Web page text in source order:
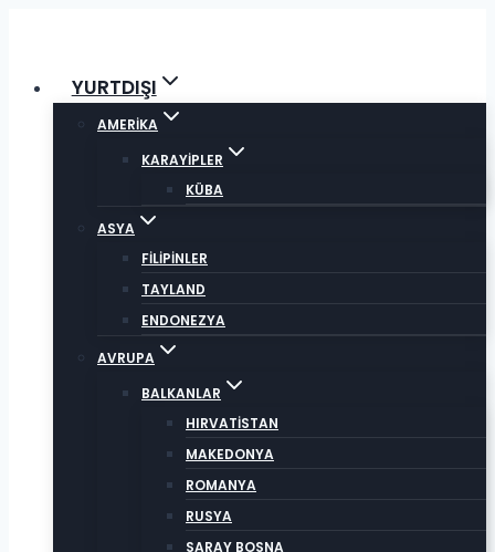
contentYURTDIŞI
AMERİKA
KARAYİPLER
KÜBA
ASYA
FİLİPİNLER
TAYLAND
ENDONEZYA
AVRUPA
BALKANLAR
HIRVATİSTAN
MAKEDONYA
ROMANYA
RUSYA
SARAY BOSNA